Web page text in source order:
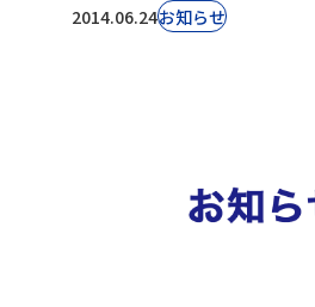
2014.06.24お知らせ